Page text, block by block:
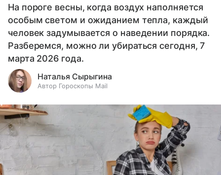
На пороге весны, когда воздух наполняется
особым светом и ожиданием тепла, каждый
человек задумывается о наведении порядка.
Разберемся, можно ли убираться сегодня, 7
марта 2026 года.
Наталья Сырыгина
Автор Гороскопы Mail